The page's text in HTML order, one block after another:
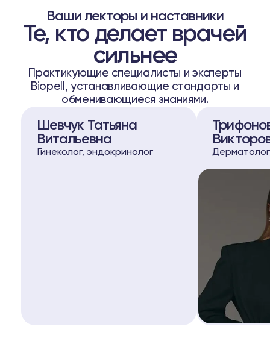
Ваши лекторы и наставники
Те, кто делает врачей
сильнее
Практикующие специалисты и эксперты
Biopell, устанавливающие стандарты и
обменивающиеся знаниями.
Шевчук Татьяна
Витальевна
Гинеколог, эндокринолог